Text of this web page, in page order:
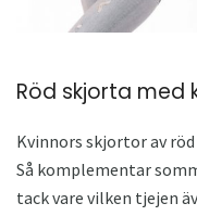
Röd skjorta med
Kvinnors skjortor av
Så komplementar
tack vare vilken tjejen